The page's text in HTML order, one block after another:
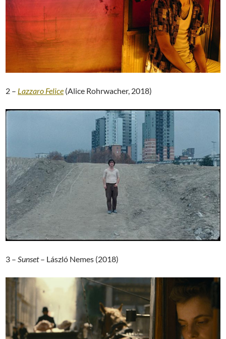
2 – Lazzaro Felice (Alice Rohrwacher, 2018)
3 –Sunset– László Nemes (2018)